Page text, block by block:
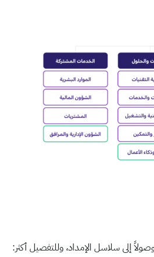
إلى سلاسل الإمداد، وللتفصيل أكثر: